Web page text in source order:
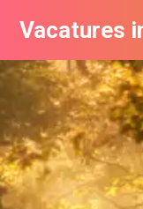
Vacatures
Vacatures bij